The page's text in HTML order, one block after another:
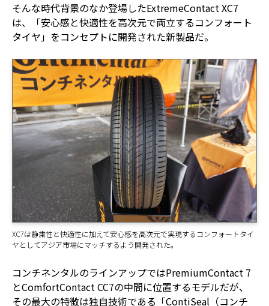
そんな時代背景のなか登場したExtremeContact XC7
は、「安心感と快適性を高次元で両立するコンフォート
タイヤ」をコンセプトに開発された新製品だ。
XC7は静粛性と快適性に加えて安心感を高次元で実現するコンフォートタイ
ヤとしてアジア市場にマッチするよう開発された。
コンチネンタルのラインアップではPremiumContact 7
とComfortContact CC7の中間に位置するモデルだが、
その最大の特徴は独自技術である「ContiSeal（コンチ